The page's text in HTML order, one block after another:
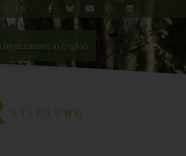
accessed in English.
EN